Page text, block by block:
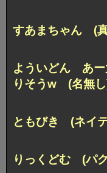
すあまちゃん (
よういどん あ
りそうw (名無
ともびき (ネイ
りっくどむ (パ